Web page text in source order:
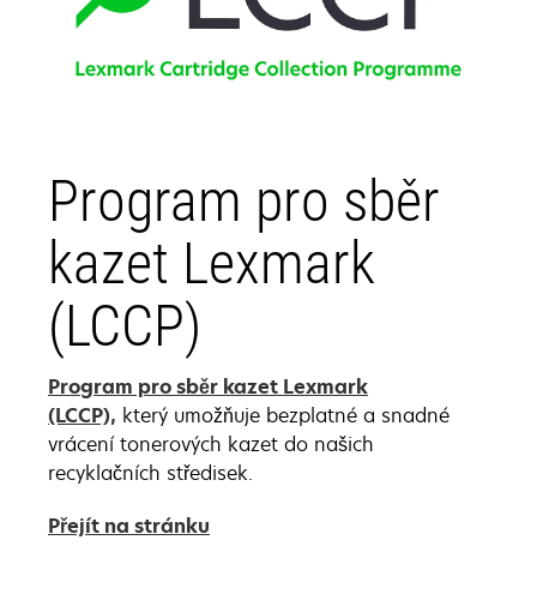
Program pro sběr
kazet Lexmark
(LCCP)
Program pro sběr kazet Lexmark
(LCCP), který umožňuje bezplatné a snadné
vrácení tonerových kazet do našich
recyklačních středisek.
Přejít na stránku